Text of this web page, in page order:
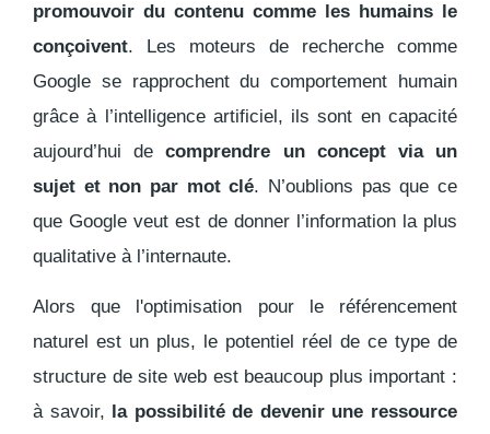
promouvoir du contenu comme les humains le
conçoivent. Les moteurs de recherche comme
Google se rapprochent du comportement humain
grâce à l’intelligence artificiel, ils sont en capacité
aujourd’hui decomprendre un concept via un
sujet et non par mot clé. N’oublions pas que ce
que Google veut est de donner l’information la plus
qualitative à l’internaute.
Alors que l'optimisation pour le référencement
naturel est un plus, le potentiel réel de ce type de
structure de site web est beaucoup plus important :
à savoir, la possibilité de devenir une ressource